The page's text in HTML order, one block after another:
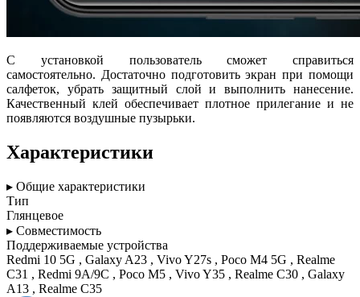
С установкой пользователь сможет справиться
самостоятельно. Достаточно подготовить экран при помощи
салфеток, убрать защитный слой и выполнить нанесение.
Качественный клей обеспечивает плотное прилегание и не
появляются воздушные пузырьки.
Характеристики
▸ Общие характеристики
Тип
Глянцевое
▸ Совместимость
Поддерживаемые устройства
Redmi 10 5G , Galaxy A23 , Vivo Y27s , Poco M4 5G , Realme
C31 , Redmi 9A/9C , Poco M5 , Vivo Y35 , Realme C30 , Galaxy
A13 , Realme C35